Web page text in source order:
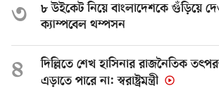
৩
৮ উইকেট নিয়ে বাংলাদেশকে গুঁড়িয়ে
ক্যাম্পবেল থম্পসন
৪
দিল্লিতে শেখ হাসিনার রাজনৈতিক
এড়াতে পারে না: স্বরাষ্ট্রমন্ত্রী